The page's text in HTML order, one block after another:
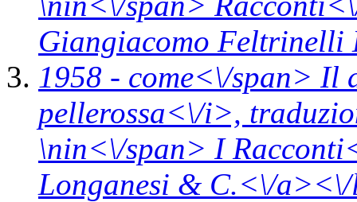
Giangiacomo
1958 - come<\/span> Il
pellerossa<\/i>,
\nin<\/span> I
Longanesi & C.<\/